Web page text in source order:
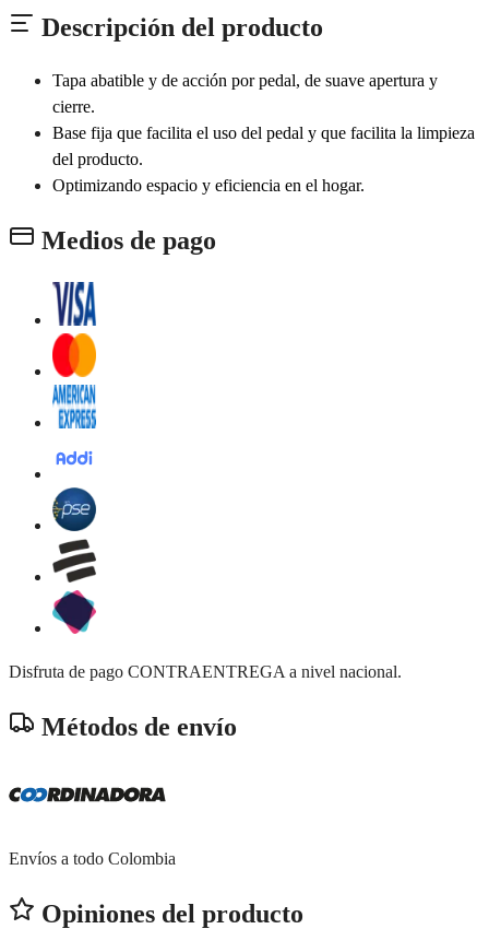
Descripción del producto
Tapa abatible y de acción por pedal, de suave apertura y
cierre.
Base fija que facilita el uso del pedal y que facilita la limpieza
del producto.
Optimizando espacio y eficiencia en el hogar.
Medios de pago
Disfruta de pago CONTRAENTREGA a nivel nacional.
Métodos de envío
Envíos a todo Colombia
Opiniones del producto